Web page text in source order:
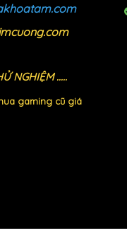
NGHIỆM .....
gaming cũ giá